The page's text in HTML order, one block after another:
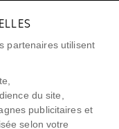
partenaires utilisent
du site,
publicitaires et
selon votre